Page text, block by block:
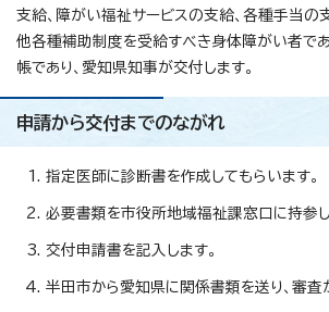
支給、障がい福祉サービスの支給、各種手当の
他各種補助制度を受給すべき身体障がい者で
帳であり、愛知県知事が交付します。
申請から交付までのながれ
指定医師に診断書を作成してもらいます。
必要書類を市役所地域福祉課窓口に持参し
交付申請書を記入します。
半田市から愛知県に関係書類を送り、審査